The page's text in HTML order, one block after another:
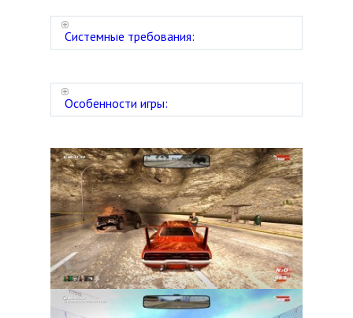
Системные требования:
Особенности игры: